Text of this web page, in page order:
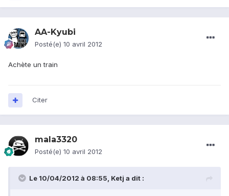
AA-Kyubi
Posté(e) 10 avril 2012
Achète un train
Citer
mala3320
Posté(e) 10 avril 2012
Le 10/04/2012 à 08:55, Ketj a dit :